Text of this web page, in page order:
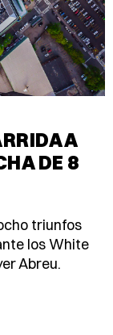
A
DE 8
triunfos
los White
Abreu.